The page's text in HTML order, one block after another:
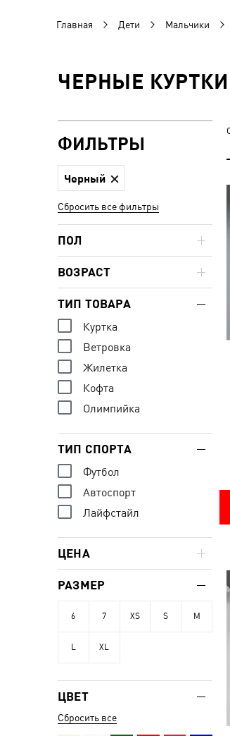
Главная Дети Мальчики
ЧЕРНЫЕ
ФИЛЬТРЫ
Черный
Сбросить все фильтры
ПОЛ
ВОЗРАСТ
ТИП ТОВАРА
Куртка
Ветровка
Жилетка
Кофта
Олимпийка
ТИП СПОРТА
Футбол
Автоспорт
Лайфстайл
ЦЕНА
РАЗМЕР
6 7 XS S M
L XL
ЦВЕТ
Сбросить все